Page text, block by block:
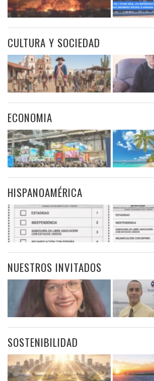
CULTURA Y SOCIEDAD
ECONOMIA
HISPANOAMÉRICA
NUESTROS INVITADOS
SOSTENIBILIDAD